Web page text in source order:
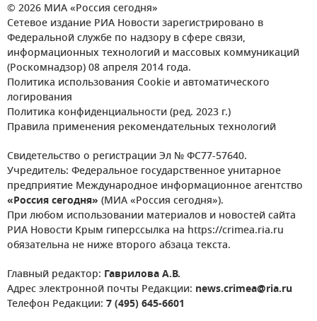
© 2026 МИА «Россия сегодня»
Сетевое издание РИА Новости зарегистрировано в
Федеральной службе по надзору в сфере связи,
информационных технологий и массовых коммуникаций
(Роскомнадзор) 08 апреля 2014 года.
Политика использования Cookie и автоматического
логирования
Политика конфиденциальности (ред. 2023 г.)
Правила применения рекомендательных технологий
Свидетельство о регистрации Эл № ФС77-57640.
Учредитель: Федеральное государственное унитарное
предприятие Международное информационное агентство
«Россия сегодня» (МИА «Россия сегодня»).
При любом использовании материалов и новостей сайта
РИА Новости Крым гиперссылка на https://crimea.ria.ru
обязательна не ниже второго абзаца текста.
Главный редактор: Гаврилова А.В.
Адрес электронной почты Редакции: news.crimea@ria.ru
Телефон Редакции: 7 (495) 645-6601